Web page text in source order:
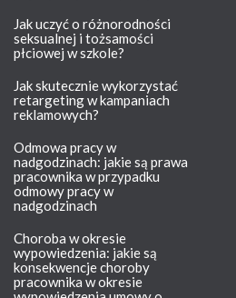
Jak uczyć o różnorodności
seksualnej i tożsamości
płciowej w szkole?
Jak skutecznie wykorzystać
retargeting w kampaniach
reklamowych?
Odmowa pracy w
nadgodzinach: jakie są prawa
pracownika w przypadku
odmowy pracy w
nadgodzinach
Choroba w okresie
wypowiedzenia: jakie są
konsekwencje choroby
pracownika w okresie